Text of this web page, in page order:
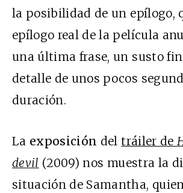
la posibilidad de un epílogo,
epílogo real de la película
una última frase, un susto
detalle de unos pocos
duración.
La exposición deltráiler de
devil (2009) nos muestra la
situación de Samantha,